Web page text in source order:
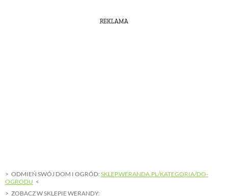
REKLAMA
ODMIEŃ SWÓJ DOM I OGRÓD: SKLEP.WERANDA.PL/KATEGORIA/DO-
OGRODU
ZOBACZ W SKLEPIE WERANDY: